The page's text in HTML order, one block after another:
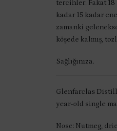
tercihler. Fakat
kadar 15 kadar
zamanki
köşede kalmış,
Sağlığınıza.
Glenfarclas
year-old single
Nose: Nutmeg,